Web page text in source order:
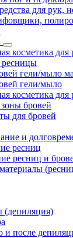
для рук,
косметика
гели/мыло
гели/мыло
косметика
бровей
для бровей
и
ресниц
ресниц и
(депиляция)
и после